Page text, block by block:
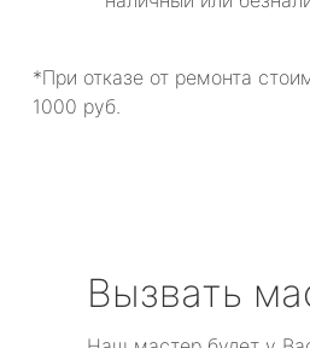
*При отказе от ремонта
1000 руб.
Вызвать